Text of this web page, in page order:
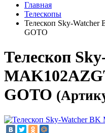
Главная
Телескопы
Телескоп Sky-
GOTO
Телескоп
GOTO